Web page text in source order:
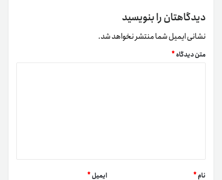
دیدگاهتان را بنویسید
نشانی ایمیل شما منتشر نخواهد شد.
متن دیدگاه*
نام* ایمیل*